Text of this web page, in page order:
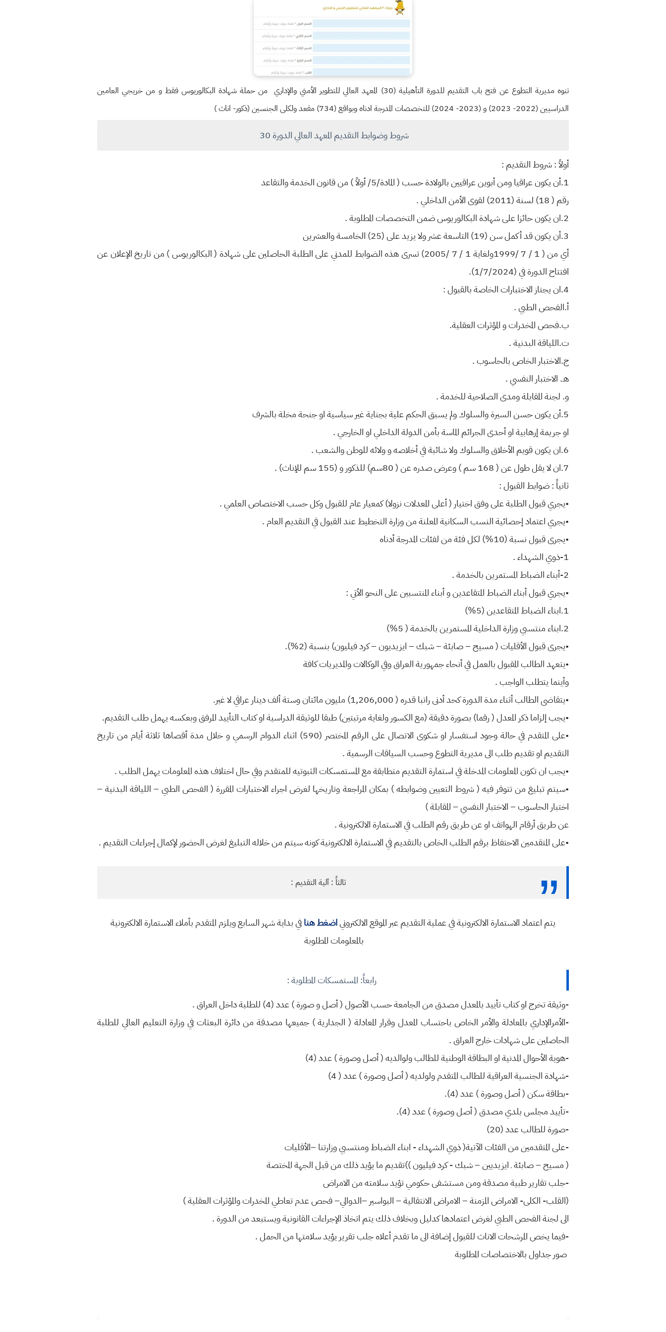
تنوه مديرية التطوع عن فتح باب التقديم للدورة التأهيلية (30) المعهد العالي للتطوير الأمني والإداري من حملة شهادة البكالوريوس فقط و من خريجي العامين
الدراسيين (2022- 2023) و (2023- 2024) للتخصصات المدرجة ادناه وبواقع (734) مقعد ولكلى الجنسين (ذكور- اناث )
شروط وضوابط التقديم المعهد العالي الدورة 30
أولاً : شروط التقديم :
1.أن يكون عراقيا ومن أبوين عراقيين بالولادة حسب ( المادة/5/ أولاً ) من قانون الخدمة والتقاعد
رقم ( 18) لسنة (2011) لقوى الأمن الداخلي .
2.ان يكون حائزا على شهادة البكالوريوس ضمن التخصصات المطلوبة .
3.أن يكون قد أكمل سن (19) التاسعة عشر ولا يزيد على (25) الخامسة والعشرين
أي من ( 1 / 7 /1999ولغاية 1 / 7 /2005) تسرى هذه الضوابط للمدني على الطلبة الحاصلين على شهادة ( البكالوريوس ) من تاريخ الإعلان عن
افتتاح الدورة في (1/7/2024).
4.ان يجتاز الاختبارات الخاصة بالقبول :
أ‌.الفحص الطبي .
ب‌.فحص المخدرات و المؤثرات العقلية.
ت‌.اللياقة البدنية .
ج‌.الاختبار الخاص بالحاسوب .
هـ. الاختبار النفسي .
و. لجنة المقابلة ومدى الصلاحية للخدمة .
5.أن يكون حسن السيرة والسلوك ولم يسبق الحكم علية بجناية غير سياسية او جنحة مخلة بالشرف
او جريمة إرهابية او أحدى الجرائم الماسة بأمن الدولة الداخلي او الخارجي .
6.ان يكون قويم الأخلاق والسلوك ولا شائبة في أخلاصه و ولائه للوطن والشعب .
7.ان لا يقل طول عن ( 168 سم ) وعرض صدره عن ( 80سم) للذكور و (155 سم للإناث) .
ثانياً : ضوابط القبول :
•يجري قبول الطلبة على وفق اختيار ( أعلى المعدلات نزولا) كمعيار عام للقبول وكل حسب الاختصاص العلمي .
•يجري اعتماد إحصائية النسب السكانية المعلنة من وزارة التخطيط عند القبول في التقديم العام .
•يجرى قبول نسبة (10%) لكل فئة من لفئات المدرجة أدناه
1-ذوي الشهداء .
2-أبناء الضباط المستمرين بالخدمة .
•يجري قبول أبناء الضباط المتقاعدين و أبناء المنتسبين على النحو الأتي :
1.ابناء الضباط المتقاعدين (5%)
2.ابناء منتسبي وزارة الداخلية المستمرين بالخدمة ( 5%)
•يجرى قبول الأقليات ( مسيح – صابئة – شبك – ايزيديون – كرد فيليون) بنسبة (2%).
•يتعهد الطالب المقبول بالعمل في أنحاء جمهورية العراق وفي الوكالات والمديريات كافة
وأينما يتطلب الواجب .
•يتقاضى الطالب أثناء مدة الدورة كحد أدنى راتبا قدره ( 1,206,000) مليون مائتان وستة ألف دينار عراقي لا غير.
•يجب إلزاما ذكر المعدل ( رقما) بصورة دقيقة (مع الكسور ولغاية مرتبتين) طبقا للوثيقة الدراسية او كتاب التأييد المرفق وبعكسه يهمل طلب التقديم.
•على المتقدم في حالة وجود استفسار او شكوى الاتصال على الرقم المختصر (590) اثناء الدوام الرسمي و خلال مدة أقصاها ثلاثة أيام من تاريخ
التقديم او تقديم طلب الى مديرية التطوع وحسب السياقات الرسمية .
•يجب ان تكون المعلومات المدخلة في استمارة التقديم متطابقة مع المستمسكات الثبوتيه للمتقدم وفي حال اختلاف هذه المعلومات يهمل الطلب .
•سيتم تبليغ من تتوفر فيه ( شروط التعيين وضوابطه ) بمكان المراجعة وتاريخها لغرض اجراء الاختبارات المقررة ( الفحص الطبي – اللياقة البدنية –
اختبار الحاسوب – الاختبار النفسي – المقابلة )
عن طريق أرقام الهواتف او عن طريق رقم الطلب في الاستمارة الالكترونية .
•على المتقدمين الاحتفاظ برقم الطلب الخاص بالتقديم في الاستمارة الالكترونية كونه سيتم من خلاله التبليغ لغرض الحضور لإكمال إجراءات التقديم .
ثالثاً : آلية التقديم :
يتم اعتماد الاستمارة الالكترونية في عملية التقديم عبر الموقع الالكترونياضغط هنافي بداية شهر السابع ويلزم المتقدم بأملاء الاستمارة الالكترونية
بالمعلومات المطلوبة
رابعاً: المستمسكات المطلوبة :
-وثيقة تخرج او كتاب تأييد بالمعدل مصدق من الجامعة حسب الأصول ( أصل و صورة ) عدد (4) للطلبة داخل العراق .
-الأمرالإداري بالمعادلة والأمر الخاص باحتساب المعدل وقرار المعادلة ( الجدارية ) جميعها مصدقة من دائرة البعثات في وزارة التعليم العالي للطلبة
الحاصلين على شهادات خارج العراق .
-هوية الأحوال المدنية او البطاقة الوطنية للطالب ولوالديه ( أصل وصورة ) عدد (4)
-شهادة الجنسية العراقية للطالب المتقدم ولولديه ( أصل وصورة ) عدد ( 4)
-بطاقة سكن ( أصل وصورة ) عدد (4).
-تأييد مجلس بلدي مصدق ( أصل وصورة ) عدد (4).
-صورة للطالب عدد (20)
-على المتقدمين من الفئات الآتية( ذوي الشهداء - ابناء الضباط ومنتسبي وزارتنا –الأقليات
( مسيح – صابئة ـ ايزيديين – شبك - كرد فيليون ))تقديم ما يؤيد ذلك من قبل الجهة المختصة
-جلب تقارير طبية مصدقة ومن مستشفى حكومي تؤيد سلامته من الامراض
(القلب- الكلى- الامراض المزمنة – الامراض الانتقالية – البواسير –الدوالي– فحص عدم تعاطي المخدرات والمؤثرات العقلية )
الى لجنة الفحص الطبي لغرض اعتمادها كدليل وبخلاف ذلك يتم اتخاذ الإجراءات القانونية ويستبعد من الدورة .
-فيما يخص المرشحات الاناث للقبول إضافة الى ما تقدم أعلاه جلب تقرير يؤيد سلامتها من الحمل .
صور جداول بالاختصاصات المطلوبة